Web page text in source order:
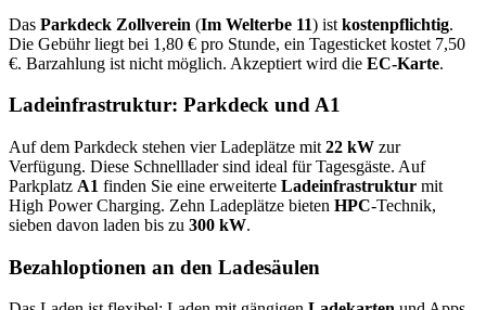
Das Parkdeck Zollverein (Im Welterbe 11) ist kostenpflichtig.
Die Gebühr liegt bei 1,80 € pro Stunde, ein Tagesticket kostet 7,50
€. Barzahlung ist nicht möglich. Akzeptiert wird die EC-Karte.
Ladeinfrastruktur: Parkdeck und A1
Auf dem Parkdeck stehen vier Ladeplätze mit 22 kW zur
Verfügung. Diese Schnelllader sind ideal für Tagesgäste. Auf
Parkplatz A1 finden Sie eine erweiterte Ladeinfrastruktur mit
High Power Charging. Zehn Ladeplätze bieten HPC-Technik,
sieben davon laden bis zu 300 kW.
Bezahloptionen an den Ladesäulen